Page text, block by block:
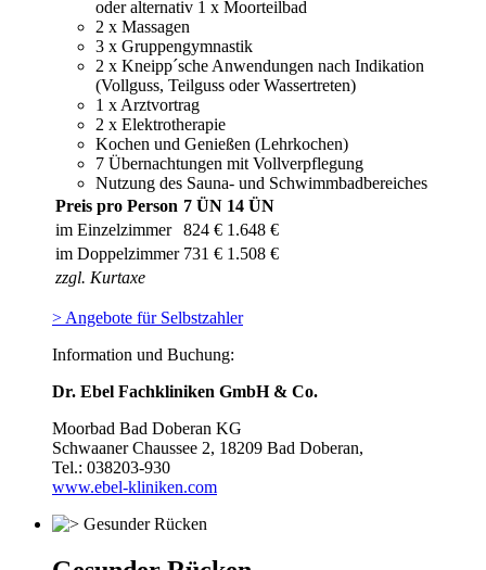
oder alternativ 1 x Moorteilbad
2 x Massagen
3 x Gruppengymnastik
2 x Kneipp´sche Anwendungen nach Indikation
(Vollguss, Teilguss oder Wassertreten)
1 x Arztvortrag
2 x Elektrotherapie
Kochen und Genießen (Lehrkochen)
7 Übernachtungen mit Vollverpflegung
Nutzung des Sauna- und Schwimmbadbereiches
Preis pro Person 7 ÜN 14 ÜN
im Einzelzimmer
824 € 1.648 €
im Doppelzimmer 731 € 1.508 €
zzgl. Kurtaxe
> Angebote für Selbstzahler
Information und Buchung:
Dr. Ebel Fachkliniken GmbH & Co.
Moorbad Bad Doberan KG
Schwaaner Chaussee 2, 18209 Bad Doberan,
Tel.: 038203-930
www.ebel-kliniken.com